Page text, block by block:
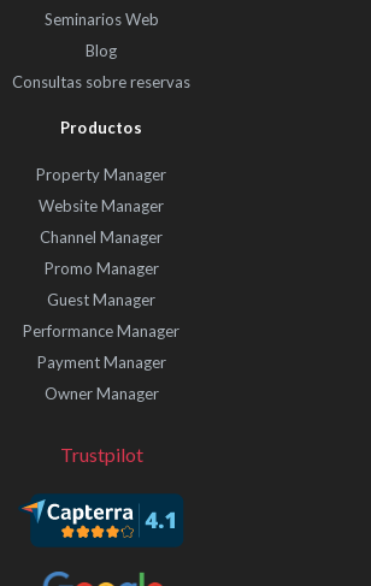
Seminarios Web
Blog
Consultas sobre reservas
Productos
Property Manager
Website Manager
Channel Manager
Promo Manager
Guest Manager
Performance Manager
Payment Manager
Owner Manager
Trustpilot